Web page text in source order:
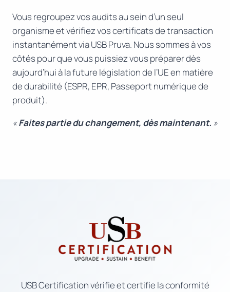
Vous regroupez vos audits au sein d’un seul
organisme et vérifiez vos certificats de transaction
instantanément via USB Pruva. Nous sommes à vos
côtés pour que vous puissiez vous préparer dès
aujourd’hui à la future législation de l’UE en matière
de durabilité (ESPR, EPR, Passeport numérique de
produit).
«Faites partie du changement, dès maintenant. »
USB Certification vérifie et certifie la conformité